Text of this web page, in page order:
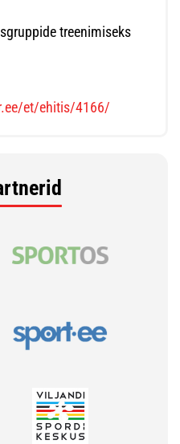
treenimiseks
et/ehitis/4166/